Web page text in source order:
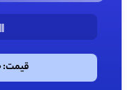
قیمت: 1.300.000.000 تومان